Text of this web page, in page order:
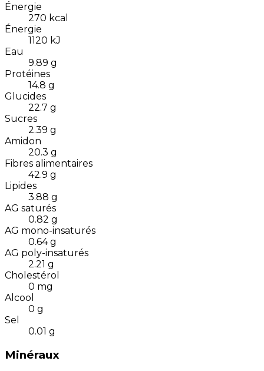
Énergie
270 kcal
Énergie
1120 kJ
Eau
9.89 g
Protéines
14.8 g
Glucides
22.7 g
Sucres
2.39 g
Amidon
20.3 g
Fibres alimentaires
42.9 g
Lipides
3.88 g
AG saturés
0.82 g
AG mono-insaturés
0.64 g
AG poly-insaturés
2.21 g
Cholestérol
0 mg
Alcool
0 g
Sel
0.01 g
Minéraux